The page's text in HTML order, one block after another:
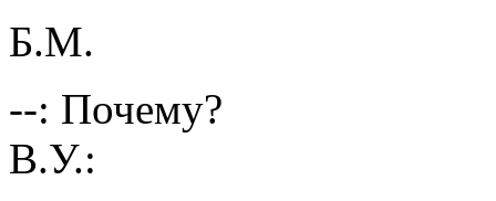
Б.М.
--: Почему?
В.У.: